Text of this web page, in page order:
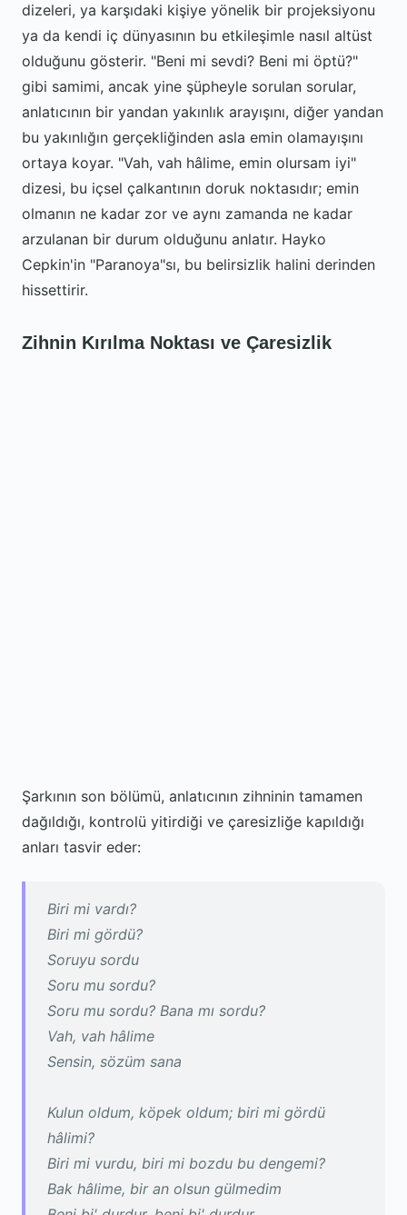
dizeleri, ya karşıdaki kişiye yönelik bir projeksiyonu
ya da kendi iç dünyasının bu etkileşimle nasıl altüst
olduğunu gösterir. "Beni mi sevdi? Beni mi öptü?"
gibi samimi, ancak yine şüpheyle sorulan sorular,
anlatıcının bir yandan yakınlık arayışını, diğer yandan
bu yakınlığın gerçekliğinden asla emin olamayışını
ortaya koyar. "Vah, vah hâlime, emin olursam iyi"
dizesi, bu içsel çalkantının doruk noktasıdır; emin
olmanın ne kadar zor ve aynı zamanda ne kadar
arzulanan bir durum olduğunu anlatır. Hayko
Cepkin'in "Paranoya"sı, bu belirsizlik halini derinden
hissettirir.
Zihnin Kırılma Noktası ve Çaresizlik
Şarkının son bölümü, anlatıcının zihninin tamamen
dağıldığı, kontrolü yitirdiği ve çaresizliğe kapıldığı
anları tasvir eder:
Biri mi vardı?
Biri mi gördü?
Soruyu sordu
Soru mu sordu?
Soru mu sordu? Bana mı sordu?
Vah, vah hâlime
Sensin, sözüm sana
Kulun oldum, köpek oldum; biri mi gördü
hâlimi?
Biri mi vurdu, biri mi bozdu bu dengemi?
Bak hâlime, bir an olsun gülmedim